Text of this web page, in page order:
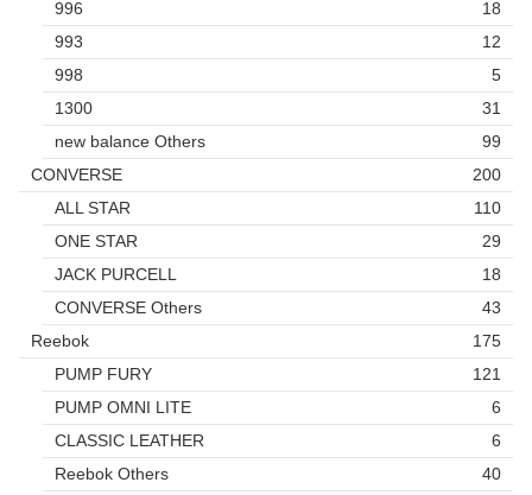
996
18
993
12
998
5
1300
31
new balance Others
99
CONVERSE
200
ALL STAR
110
ONE STAR
29
JACK PURCELL
18
CONVERSE Others
43
Reebok
175
PUMP FURY
121
PUMP OMNI LITE
6
CLASSIC LEATHER
6
Reebok Others
40